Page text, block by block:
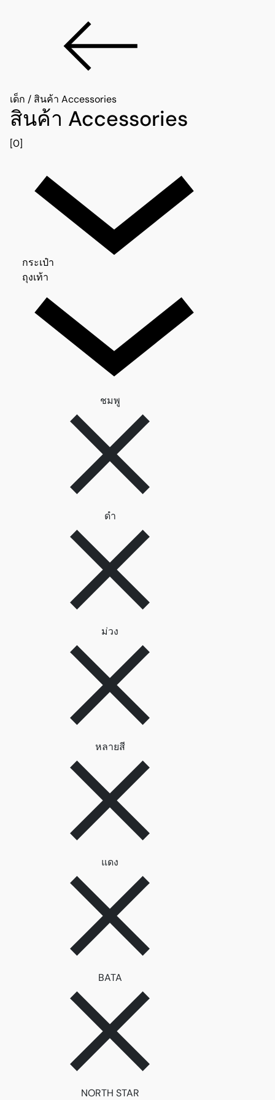
เด็ก / สินค้า Accessories
สินค้า Accessories
[0]
กระเป๋า
ถุงเท้า
ชมพูลบตัวกรอง ชมพู
ดำลบตัวกรอง ดำ
ม่วง
หลายสีลบตัวกรอง หลายสี
แดง
BATAลบตัวกรอง BATA
NORTH STARลบตัวกรอง NORTH STAR